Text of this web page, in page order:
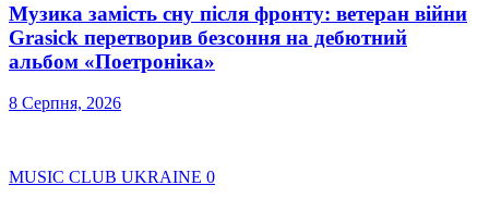
Музика замість сну після фронту: ветеран війни
Grasick перетворив безсоння на дебютний
альбом «Поетроніка»
8 Серпня, 2026
MUSIC CLUB UKRAINE 0